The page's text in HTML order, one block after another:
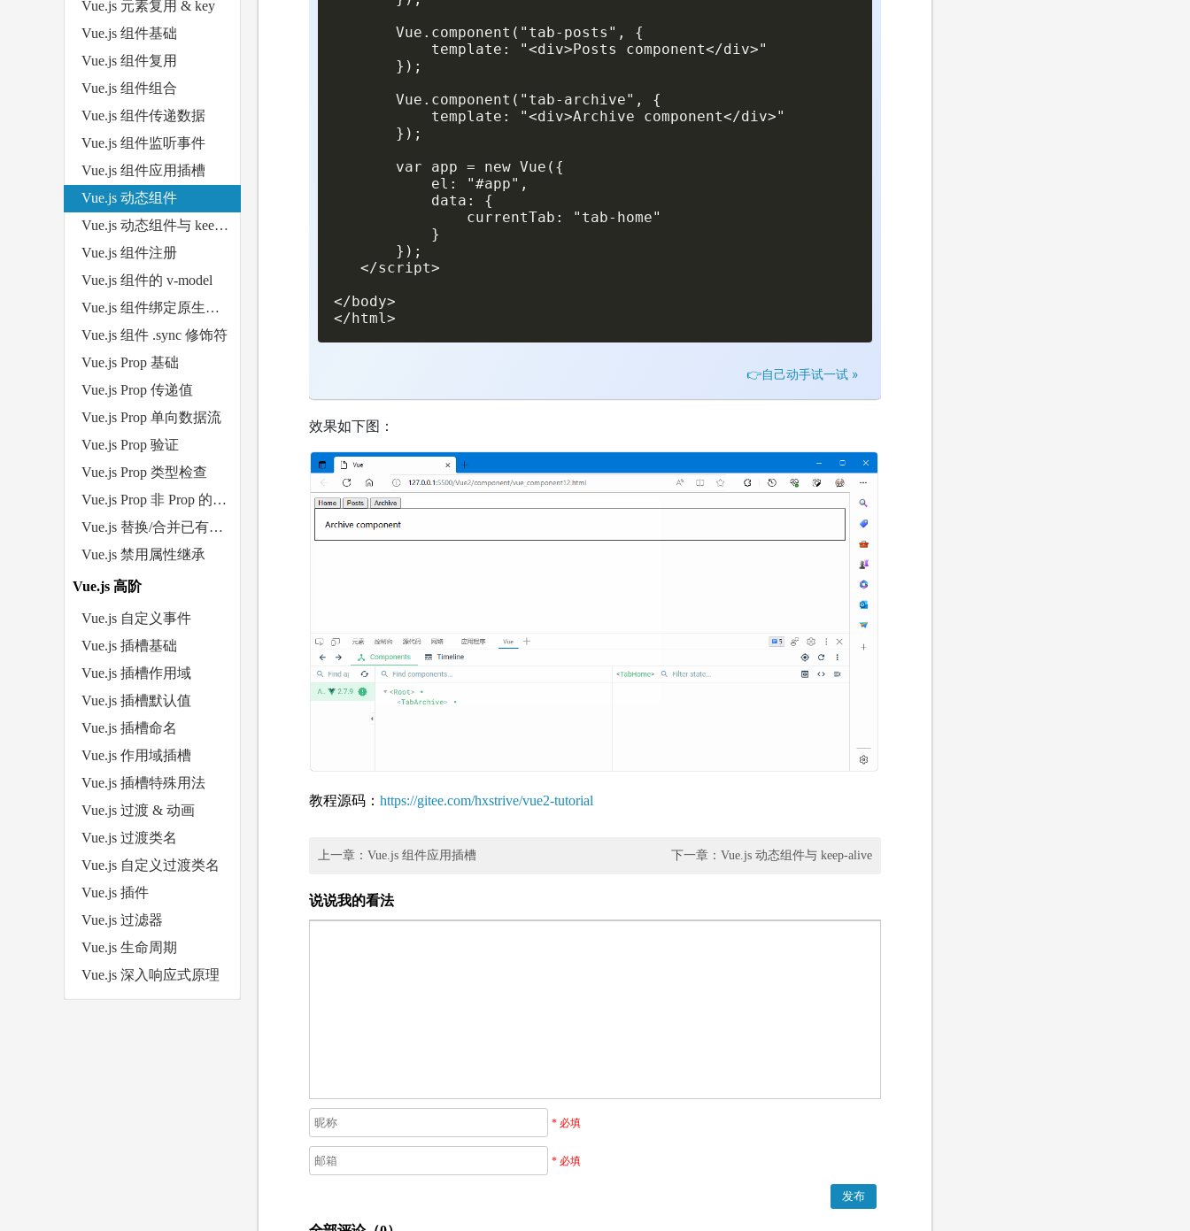
Vue.js 元素复用 & key
Vue.js 组件基础
Vue.js 组件复用
Vue.js 组件组合
Vue.js 组件传递数据
Vue.js 组件监听事件
Vue.js 组件应用插槽
Vue.js 动态组件
Vue.js 动态组件与 keep-alive
Vue.js 组件注册
Vue.js 组件的 v-model
Vue.js 组件绑定原生事件
Vue.js 组件 .sync 修饰符
Vue.js Prop 基础
Vue.js Prop 传递值
Vue.js Prop 单向数据流
Vue.js Prop 验证
Vue.js Prop 类型检查
Vue.js Prop 非 Prop 的属性
Vue.js 替换/合并已有的属性
Vue.js 禁用属性继承
Vue.js 高阶
Vue.js 自定义事件
Vue.js 插槽基础
Vue.js 插槽作用域
Vue.js 插槽默认值
Vue.js 插槽命名
Vue.js 作用域插槽
Vue.js 插槽特殊用法
Vue.js 过渡 & 动画
Vue.js 过渡类名
Vue.js 自定义过渡类名
Vue.js 插件
Vue.js 过滤器
Vue.js 生命周期
Vue.js 深入响应式原理
Vue.component("tab-posts", {
template: "<div>Posts component</div>"
});
Vue.component("tab-archive", {
template: "<div>Archive component</div>"
});
var app = new Vue({
el: "#app",
data: {
currentTab: "tab-home"
}
});
</script>
</body>
</html>
👉自己动手试一试 »
效果如下图：
教程源码： https://gitee.com/hxstrive/vue2-tutorial
上一章：Vue.js 组件应用插槽 下一章：Vue.js 动态组件与 keep-alive
说说我的看法
* 必填
* 必填
发布